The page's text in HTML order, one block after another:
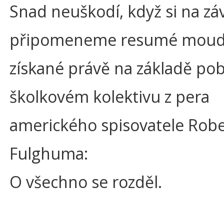
Snad neuškodí, když si na
připomeneme resumé
získané právě na základě
školkovém kolektivu z pera
amerického spisovatele
Fulghuma:
O všechno se rozděl.